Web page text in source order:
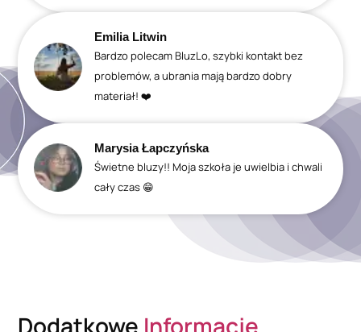
Emilia Litwin
Bardzo polecam BluzLo, szybki kontakt bez
problemów, a ubrania mają bardzo dobry
materiał! ❤️
Marysia Łapczyńska
Świetne bluzy!! Moja szkoła je uwielbia i chwali
cały czas 😁